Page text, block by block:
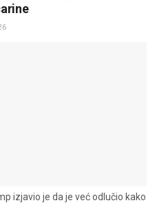
izjavio je da je već odlučio kako